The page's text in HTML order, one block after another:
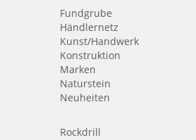
Fundgrube
Händlernetz
Kunst/Handwerk
Konstruktion
Marken
Naturstein
Neuheiten
Rockdrill